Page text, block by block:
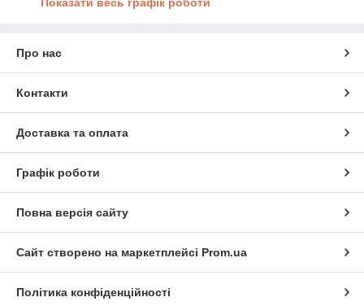
Показати весь графік роботи
Про нас
Контакти
Доставка та оплата
Графік роботи
Повна версія сайту
Сайт створено на маркетплейсі Prom.ua
Політика конфіденційності